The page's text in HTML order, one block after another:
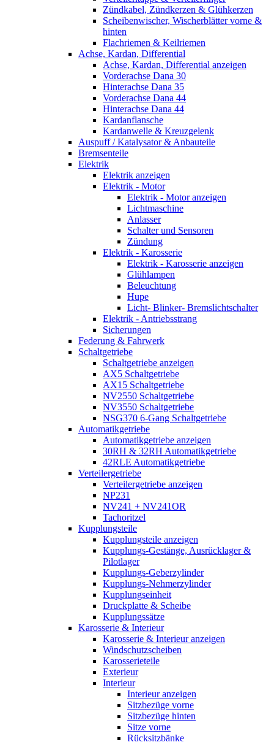
Zündkabel, Zündkerzen & Glühkerzen
Scheibenwischer, Wischerblätter vorne &
hinten
Flachriemen & Keilriemen
Achse, Kardan, Differential
Achse, Kardan, Differential anzeigen
Vorderachse Dana 30
Hinterachse Dana 35
Vorderachse Dana 44
Hinterachse Dana 44
Kardanflansche
Kardanwelle & Kreuzgelenk
Auspuff / Katalysator & Anbauteile
Bremsenteile
Elektrik
Elektrik anzeigen
Elektrik - Motor
Elektrik - Motor anzeigen
Lichtmaschine
Anlasser
Schalter und Sensoren
Zündung
Elektrik - Karosserie
Elektrik - Karosserie anzeigen
Glühlampen
Beleuchtung
Hupe
Licht- Blinker- Bremslichtschalter
Elektrik - Antriebsstrang
Sicherungen
Federung & Fahrwerk
Schaltgetriebe
Schaltgetriebe anzeigen
AX5 Schaltgetriebe
AX15 Schaltgetriebe
NV2550 Schaltgetriebe
NV3550 Schaltgetriebe
NSG370 6-Gang Schaltgetriebe
Automatikgetriebe
Automatikgetriebe anzeigen
30RH & 32RH Automatikgetriebe
42RLE Automatikgetriebe
Verteilergetriebe
Verteilergetriebe anzeigen
NP231
NV241 + NV241OR
Tachoritzel
Kupplungsteile
Kupplungsteile anzeigen
Kupplungs-Gestänge, Ausrücklager &
Pilotlager
Kupplungs-Geberzylinder
Kupplungs-Nehmerzylinder
Kupplungseinheit
Druckplatte & Scheibe
Kupplungssätze
Karosserie & Interieur
Karosserie & Interieur anzeigen
Windschutzscheiben
Karosserieteile
Exterieur
Interieur
Interieur anzeigen
Sitzbezüge vorne
Sitzbezüge hinten
Sitze vorne
Rücksitzbänke